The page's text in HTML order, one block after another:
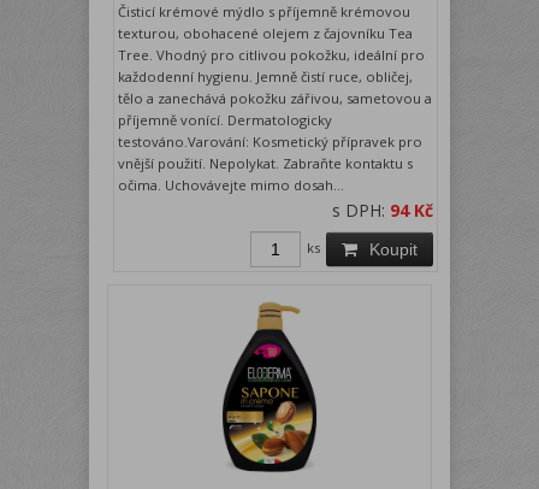
Čisticí krémové mýdlo s příjemně krémovou
texturou, obohacené olejem z čajovníku Tea
Tree. Vhodný pro citlivou pokožku, ideální pro
každodenní hygienu. Jemně čistí ruce, obličej,
tělo a zanechává pokožku zářivou, sametovou a
příjemně vonící. Dermatologicky
testováno.Varování: Kosmetický přípravek pro
vnější použití. Nepolykat. Zabraňte kontaktu s
očima. Uchovávejte mimo dosah...
s DPH: 94 Kč
Koupit
ks